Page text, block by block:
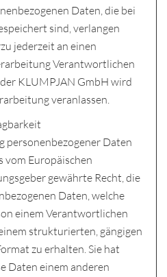
Daten, die bei
sind, verlangen
jederzeit an einen
Verantwortlichen
KLUMPJAN GmbH wird
veranlassen.
personenbezogener Daten
vom Europäischen
gewährte Recht, die
Daten, welche
einem Verantwortlichen
strukturierten, gängigen
zu erhalten. Sie hat
Daten einem anderen